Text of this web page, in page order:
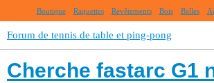
Boutique Raquettes Revêtements Bois Balles
Forum de tennis de table et ping-pong
Cherche fastarc G1